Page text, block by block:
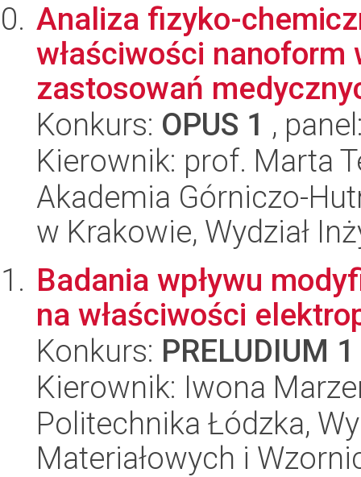
Analiza fizyko-
właściwości
zastosowań
Konkurs: OPUS 1 ,
Kierownik: prof. Marta
Akademia Górniczo-
w Krakowie, Wydział
Badania wpływu
na właściwości
Konkurs: PRELUDIUM 1
Kierownik: Iwona
Politechnika Łódzka,
Materiałowych i